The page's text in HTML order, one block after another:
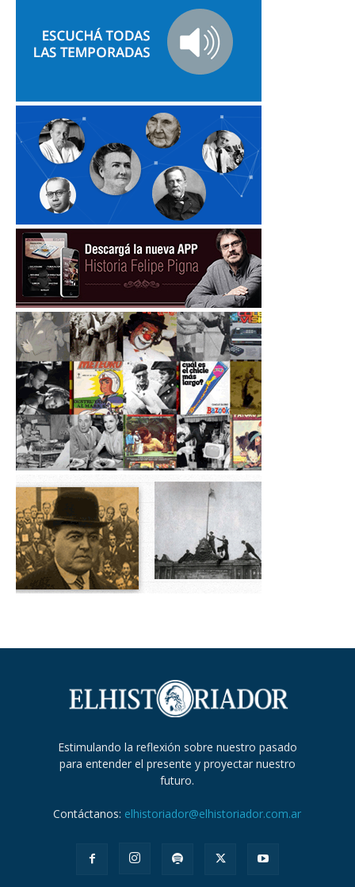
Estimulando la reflexión sobre nuestro pasado
para entender el presente y proyectar nuestro
futuro.
Contáctanos: elhistoriador@elhistoriador.com.ar